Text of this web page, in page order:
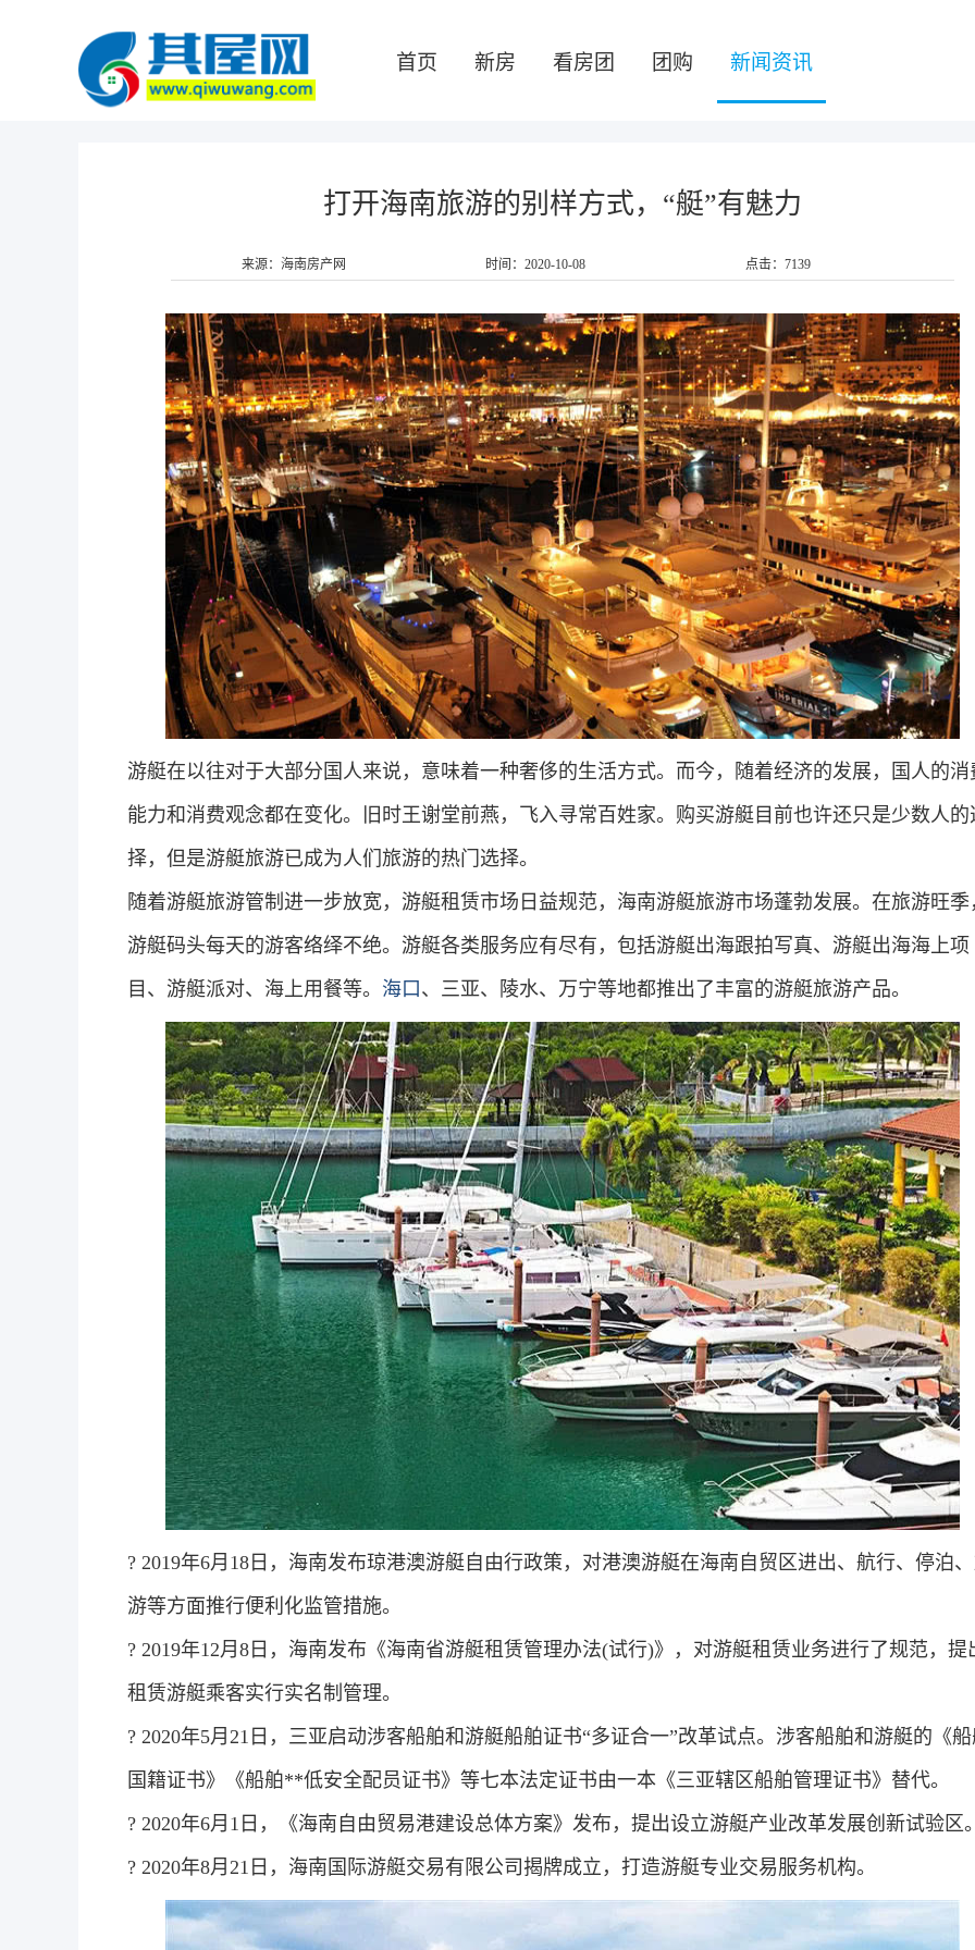
首页 新房 看房团 团购 新闻资讯
打开海南旅游的别样方式，“艇”有魅力
来源：海南房产网 时间：2020-10-08 点击：7139
游艇在以往对于大部分国人来说，意味着一种奢侈的生活方式。而今，随着经济的发展，国人的消
能力和消费观念都在变化。旧时王谢堂前燕，飞入寻常百姓家。购买游艇目前也许还只是少数人的
择，但是游艇旅游已成为人们旅游的热门选择。
随着游艇旅游管制进一步放宽，游艇租赁市场日益规范，海南游艇旅游市场蓬勃发展。在旅游旺季
游艇码头每天的游客络绎不绝。游艇各类服务应有尽有，包括游艇出海跟拍写真、游艇出海海上项
目、游艇派对、海上用餐等。 海口 、三亚、陵水、万宁等地都推出了丰富的游艇旅游产品。
? 2019年6月18日，海南发布琼港澳游艇自由行政策，对港澳游艇在海南自贸区进出、航行、停泊
游等方面推行便利化监管措施。
? 2019年12月8日，海南发布《海南省游艇租赁管理办法(试行)》，对游艇租赁业务进行了规范，提
租赁游艇乘客实行实名制管理。
? 2020年5月21日，三亚启动涉客船舶和游艇船舶证书“多证合一”改革试点。涉客船舶和游艇的《船
国籍证书》《船舶**低安全配员证书》等七本法定证书由一本《三亚辖区船舶管理证书》替代。
? 2020年6月1日，《海南自由贸易港建设总体方案》发布，提出设立游艇产业改革发展创新试验区。
? 2020年8月21日，海南国际游艇交易有限公司揭牌成立，打造游艇专业交易服务机构。